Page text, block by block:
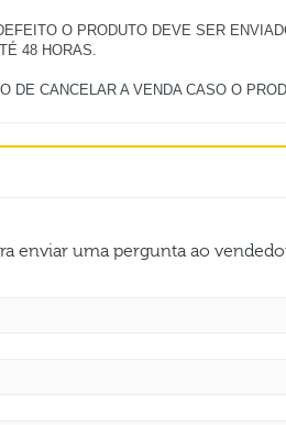
O PRODUTO DEVE SER
48 HORAS.
enviar uma pergunta ao